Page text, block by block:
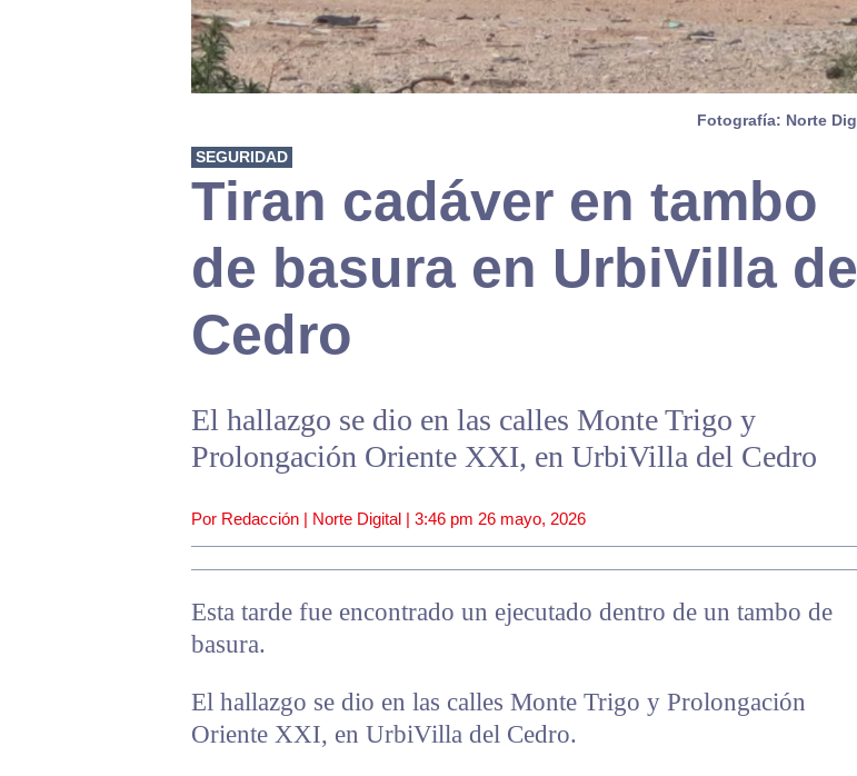
Fotografía: Norte
SEGURIDAD
Tiran cadáver en tambo
de basura en UrbiVilla
Cedro
El hallazgo se dio en las calles Monte Trigo y
Prolongación Oriente XXI, en UrbiVilla del Cedro
Por Redacción | Norte Digital | 3:46 pm 26 mayo, 2026
Esta tarde fue encontrado un ejecutado dentro de un tambo de
basura.
El hallazgo se dio en las calles Monte Trigo y Prolongación
Oriente XXI, en UrbiVilla del Cedro.